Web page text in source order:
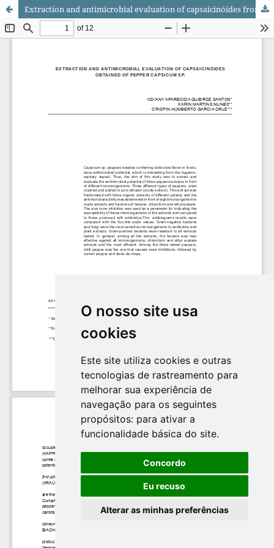
O nosso site usa
cookies
Este site utiliza cookies e outras
tecnologias de rastreamento para
melhorar sua experiência de
navegação para os seguintes
propósitos: para ativar a
funcionalidade básica do site.
Concordo
Eu recuso
Alterar as minhas preferências
Extraction and antimicrobial evaluation of capsaicinóides from three peppers varieties of genus Capsicum